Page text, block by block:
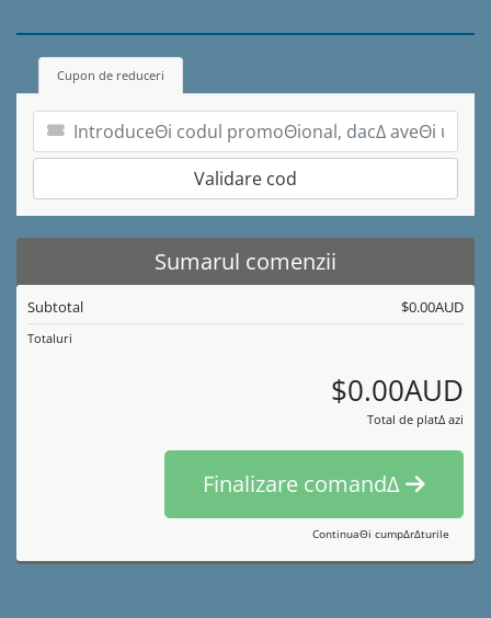
Cupon de reduceri
Validare cod
Sumarul comenzii
Subtotal $0.00AUD
Totaluri
$0.00AUD
Total de platΔ azi
Finalizare comandΔ
ContinuaΘi cumpΔrΔturile